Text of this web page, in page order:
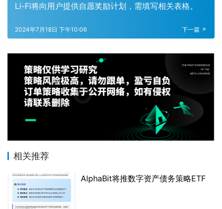
Li-Fi将向用户提供自愿奖励计划，需填写相关表格。
下一篇
2024年7月18日 下午10:06
相关推荐
AlphaBit将推数字资产债务策略ETF